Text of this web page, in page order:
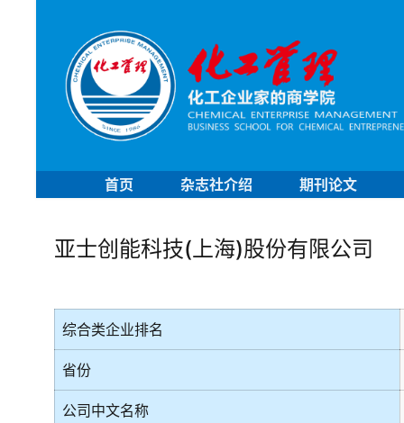
首页 杂志社介绍 期刊论文
亚士创能科技(上海)股份有限公司
综合类企业排名
省份
公司中文名称